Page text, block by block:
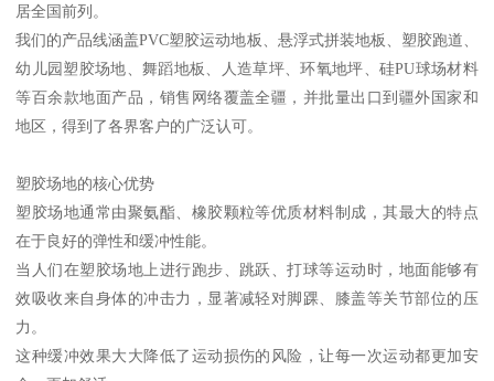
居全国前列。
我们的产品线涵盖PVC塑胶运动地板、悬浮式拼装地板、塑胶跑道、
幼儿园塑胶场地、舞蹈地板、人造草坪、环氧地坪、硅PU球场材料
等百余款地面产品，销售网络覆盖全疆，并批量出口到疆外国家和
地区，得到了各界客户的广泛认可。
塑胶场地的核心优势
塑胶场地通常由聚氨酯、橡胶颗粒等优质材料制成，其最大的特点
在于良好的弹性和缓冲性能。
当人们在塑胶场地上进行跑步、跳跃、打球等运动时，地面能够有
效吸收来自身体的冲击力，显著减轻对脚踝、膝盖等关节部位的压
力。
这种缓冲效果大大降低了运动损伤的风险，让每一次运动都更加安